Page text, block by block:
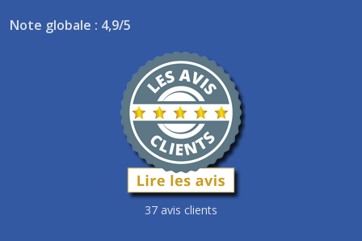
Note globale : 4,9/5
37 avis clients